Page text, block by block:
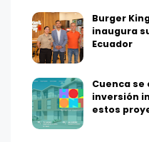
Burger
inaugura
Ecuador
Cuenca se
inversión
estos